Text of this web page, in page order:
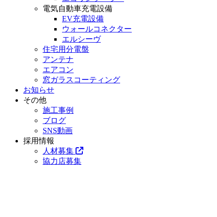
電気自動車充電設備
EV充電設備
ウォールコネクター
エルシーヴ
住宅用分電盤
アンテナ
エアコン
窓ガラスコーティング
お知らせ
その他
施工事例
ブログ
SNS動画
採用情報
人材募集
協力店募集